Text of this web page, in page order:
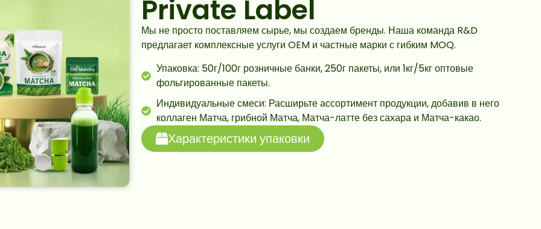
Private Label
Мы не просто поставляем сырье, мы создаем бренды. Наша команда R&D
предлагает комплексные услуги OEM и частные марки с гибким MOQ.
Упаковка: 50г/100г розничные банки, 250г пакеты, или 1кг/5кг оптовые
фольгированные пакеты.
Индивидуальные смеси: Расширьте ассортимент продукции, добавив в него
коллаген Матча, грибной Матча, Матча-латте без сахара и Матча-какао.
Характеристики упаковки